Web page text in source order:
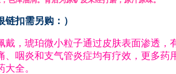
扣需另购：）
戴，琥珀微小粒子通过皮肤表面渗透，
、咽炎和支气管炎症均有疗效，更多药
全。